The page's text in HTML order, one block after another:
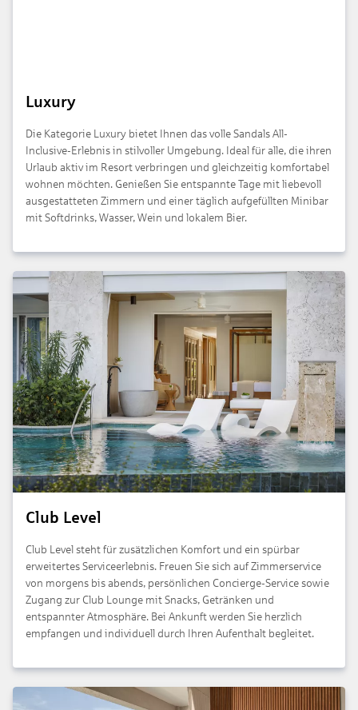
Luxury
Die Kategorie Luxury bietet Ihnen das volle Sandals All-
Inclusive-Erlebnis in stilvoller Umgebung. Ideal für alle, die ihren
Urlaub aktiv im Resort verbringen und gleichzeitig komfortabel
wohnen möchten. Genießen Sie entspannte Tage mit liebevoll
ausgestatteten Zimmern und einer täglich aufgefüllten Minibar
mit Softdrinks, Wasser, Wein und lokalem Bier.
Club Level
Club Level steht für zusätzlichen Komfort und ein spürbar
erweitertes Serviceerlebnis. Freuen Sie sich auf Zimmerservice
von morgens bis abends, persönlichen Concierge-Service sowie
Zugang zur Club Lounge mit Snacks, Getränken und
entspannter Atmosphäre. Bei Ankunft werden Sie herzlich
empfangen und individuell durch Ihren Aufenthalt begleitet.